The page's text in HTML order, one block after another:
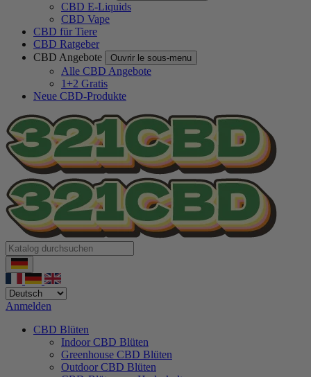
CBD E-Liquids
CBD Vape
CBD für Tiere
CBD Ratgeber
CBD Angebote
Ouvrir le sous-menu
Alle CBD Angebote
1+2 Gratis
Neue CBD-Produkte
Anmelden
CBD Blüten
Indoor CBD Blüten
Greenhouse CBD Blüten
Outdoor CBD Blüten